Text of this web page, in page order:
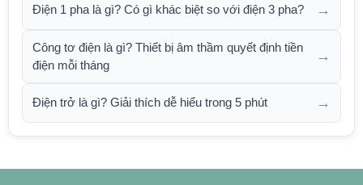
Điện 1 pha là gì? Có gì khác biệt so với điện 3 pha? →
Công tơ điện là gì? Thiết bị âm thầm quyết định tiền
điện mỗi tháng
→
Điện trở là gì? Giải thích dễ hiểu trong 5 phút →